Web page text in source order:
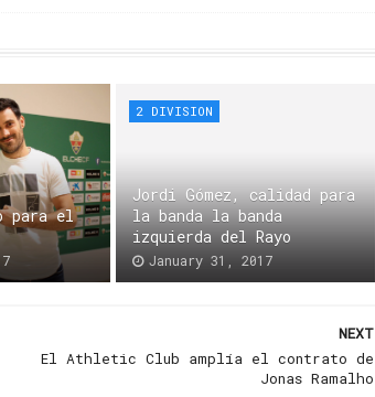
para el
2 DIVISION
Jordi Gómez, calidad para
la banda la banda
izquierda del Rayo
January 31, 2017
NEXT
El Athletic Club amplía el contrato de
Jonas Ramalho